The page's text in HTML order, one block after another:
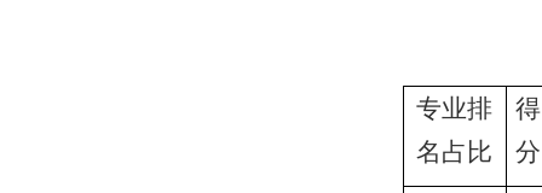
专业排
名占比
得
分